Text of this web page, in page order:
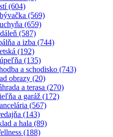
(604)
(569)
(659)
(587)
a izba (744)
(192)
(135)
a schodisko (743)
obrazy (20)
a terasa (270)
a garáž (172)
(567)
(143)
a hala (89)
(188)